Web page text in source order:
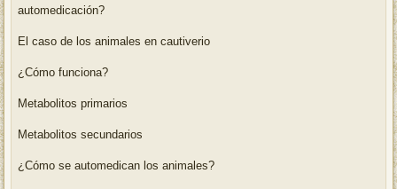
automedicación?
El caso de los animales en cautiverio
¿Cómo funciona?
Metabolitos primarios
Metabolitos secundarios
¿Cómo se automedican los animales?